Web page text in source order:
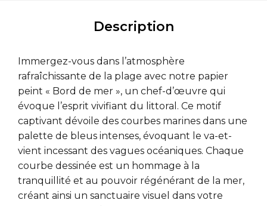
Description
Immergez-vous dans l’atmosphère
rafraîchissante de la plage avec notre papier
peint « Bord de mer », un chef-d’œuvre qui
évoque l’esprit vivifiant du littoral. Ce motif
captivant dévoile des courbes marines dans une
palette de bleus intenses, évoquant le va-et-
vient incessant des vagues océaniques. Chaque
courbe dessinée est un hommage à la
tranquillité et au pouvoir régénérant de la mer,
créant ainsi un sanctuaire visuel dans votre